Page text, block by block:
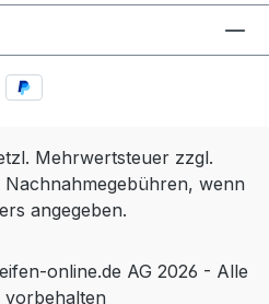
Mehrwertsteuer zzgl.
wenn
angegeben.
online.de AG 2026 - Alle
vorbehalten